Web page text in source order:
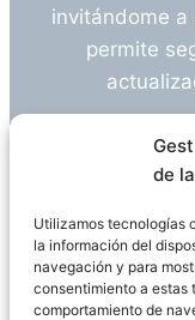
de
Utilizamos tecnologías
la información del
navegación y para
consentimiento a estas
comportamiento de
invitándome a
permite
¿Tienes
Descargo de